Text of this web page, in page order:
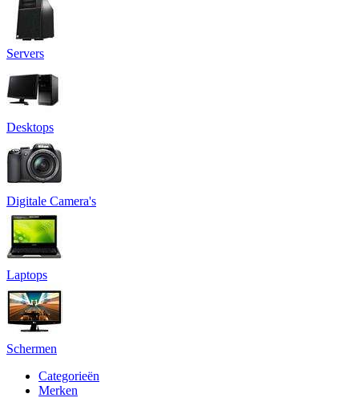
Servers
Desktops
Digitale Camera's
Laptops
Schermen
Categorieën
Merken